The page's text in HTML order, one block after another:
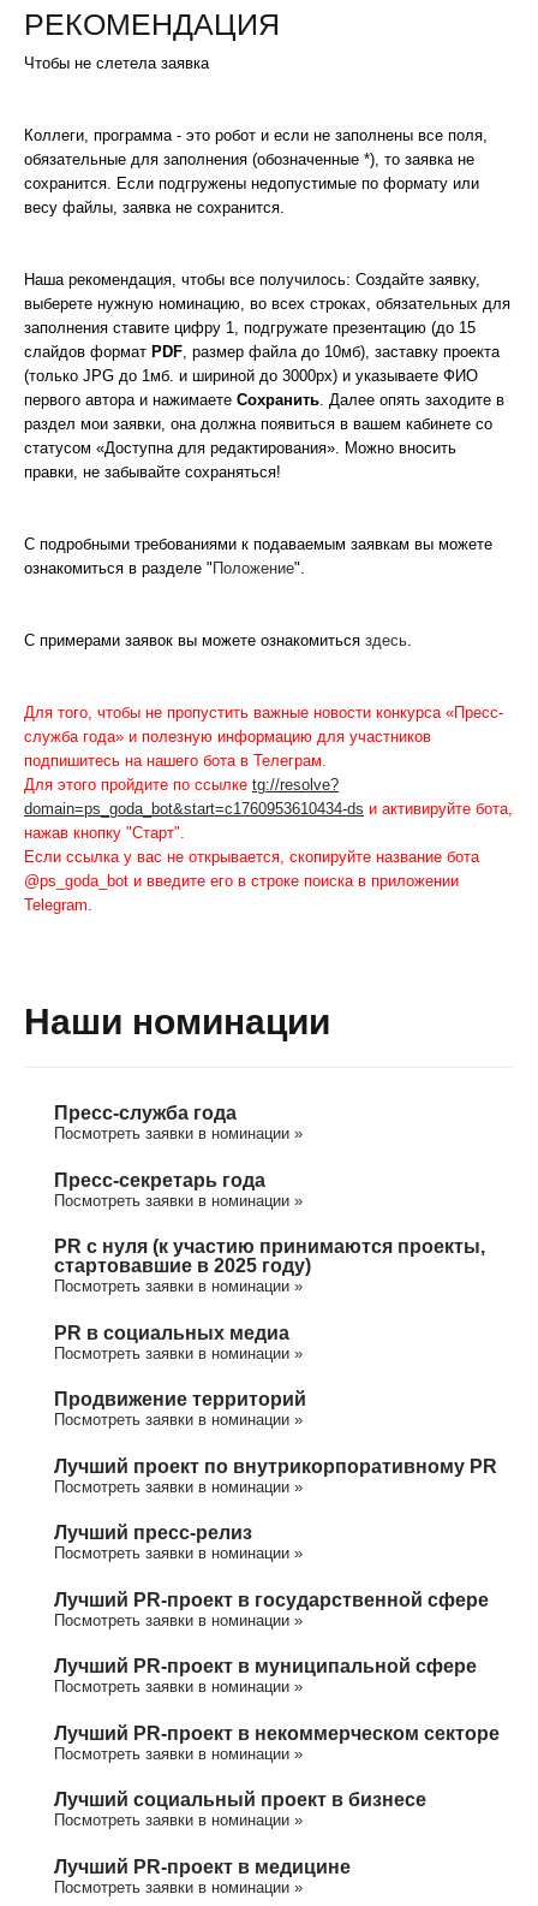
РЕКОМЕНДАЦИЯ
Чтобы не слетела заявка
Коллеги, программа - это робот и если не заполнены все поля,
обязательные для заполнения (обозначенные *), то заявка не
сохранится. Если подгружены недопустимые по формату или
весу файлы, заявка не сохранится.
Наша рекомендация, чтобы все получилось: Создайте заявку,
выберете нужную номинацию, во всех строках, обязательных для
заполнения ставите цифру 1, подгружате презентацию (до 15
слайдов формат PDF, размер файла до 10мб), заставку проекта
(только JPG до 1мб. и шириной до 3000px) и указываете ФИО
первого автора и нажимаете Сохранить. Далее опять заходите в
раздел мои заявки, она должна появиться в вашем кабинете со
статусом «Доступна для редактирования». Можно вносить
правки, не забывайте сохраняться!
С подробными требованиями к подаваемым заявкам вы можете
ознакомиться в разделе " Положение".
С примерами заявок вы можете ознакомиться здесь.
Для того, чтобы не пропустить важные новости конкурса «Пресс-
служба года» и полезную информацию для участников
подпишитесь на нашего бота в Телеграм.
Для этого пройдите по ссылке tg://resolve?
domain=ps_goda_bot&start=c1760953610434-ds и активируйте бота,
нажав кнопку "Старт".
Если ссылка у вас не открывается, скопируйте название бота
@ps_goda_bot и введите его в строке поиска в приложении
Telegram.
Наши номинации
Пресс-служба года
Посмотреть заявки в номинации »
Пресс-секретарь года
Посмотреть заявки в номинации »
PR с нуля (к участию принимаются проекты,
стартовавшие в 2025 году)
Посмотреть заявки в номинации »
PR в социальных медиа
Посмотреть заявки в номинации »
Продвижение территорий
Посмотреть заявки в номинации »
Лучший проект по внутрикорпоративному PR
Посмотреть заявки в номинации »
Лучший пресс-релиз
Посмотреть заявки в номинации »
Лучший PR-проект в государственной сфере
Посмотреть заявки в номинации »
Лучший PR-проект в муниципальной сфере
Посмотреть заявки в номинации »
Лучший PR-проект в некоммерческом секторе
Посмотреть заявки в номинации »
Лучший социальный проект в бизнесе
Посмотреть заявки в номинации »
Лучший PR-проект в медицине
Посмотреть заявки в номинации »